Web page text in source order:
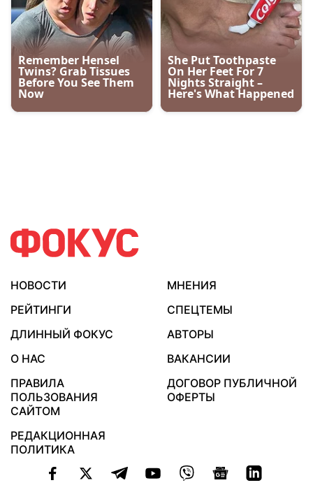
НОВОСТИ
МНЕНИЯ
РЕЙТИНГИ
СПЕЦТЕМЫ
ДЛИННЫЙ ФОКУС
АВТОРЫ
О НАС
ВАКАНСИИ
ПРАВИЛА
ПОЛЬЗОВАНИЯ
САЙТОМ
ДОГОВОР ПУБЛИЧНОЙ
ОФЕРТЫ
РЕДАКЦИОННАЯ
ПОЛИТИКА